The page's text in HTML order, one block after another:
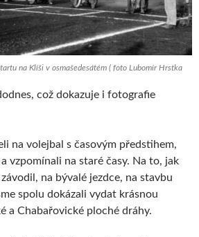
na Klíši v osmašedesátém ( foto Lubomír Hrstka
což dokazuje i fotografie
na volejbal s časovým předstihem,
vzpomínali na staré časy. Na to, jak
na bývalé jezdce, na stavbu
spolu dokázali vydat krásnou
a Chabařovické ploché dráhy.